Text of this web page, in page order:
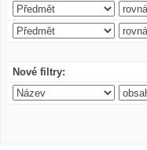
Nové filtry: